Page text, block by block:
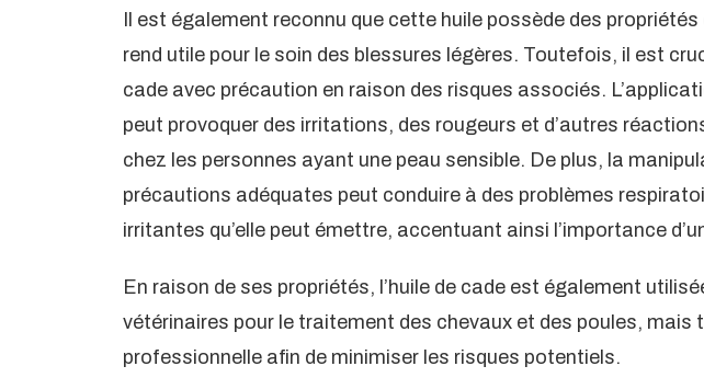
Il est également reconnu que cette huile possède des
rend utile pour le soin des blessures légères. Toutefois, il est
cade avec précaution en raison des risques associés.
peut provoquer des irritations, des rougeurs et d’autres
chez les personnes ayant une peau sensible. De plus, la
précautions adéquates peut conduire à des problèmes
irritantes qu’elle peut émettre, accentuant ainsi l’importance
En raison de ses propriétés, l’huile de cade est également
vétérinaires pour le traitement des chevaux et des poules, mais
professionnelle afin de minimiser les risques potentiels.